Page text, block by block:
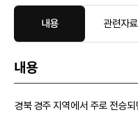
내용 관련자료
내용
경북 경주 지역에서 주로 전승